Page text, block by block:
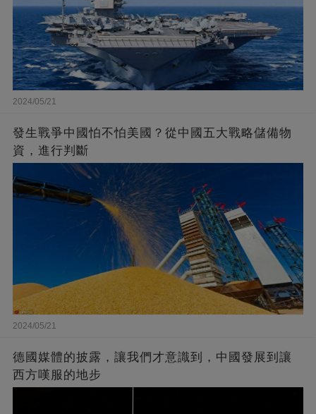
2024/05/21
發生戰爭中國怕不怕美國？從中國五大戰略儲備物
資，進行判斷
2024/05/21
德國媒體的披露，讓我們才意識到，中國發展到讓
西方嘆服的地步